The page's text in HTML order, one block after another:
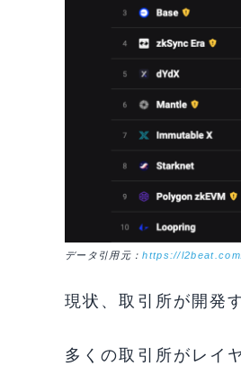
データ引用元：https://
現状、取引所が開発
多くの取引所がレイ